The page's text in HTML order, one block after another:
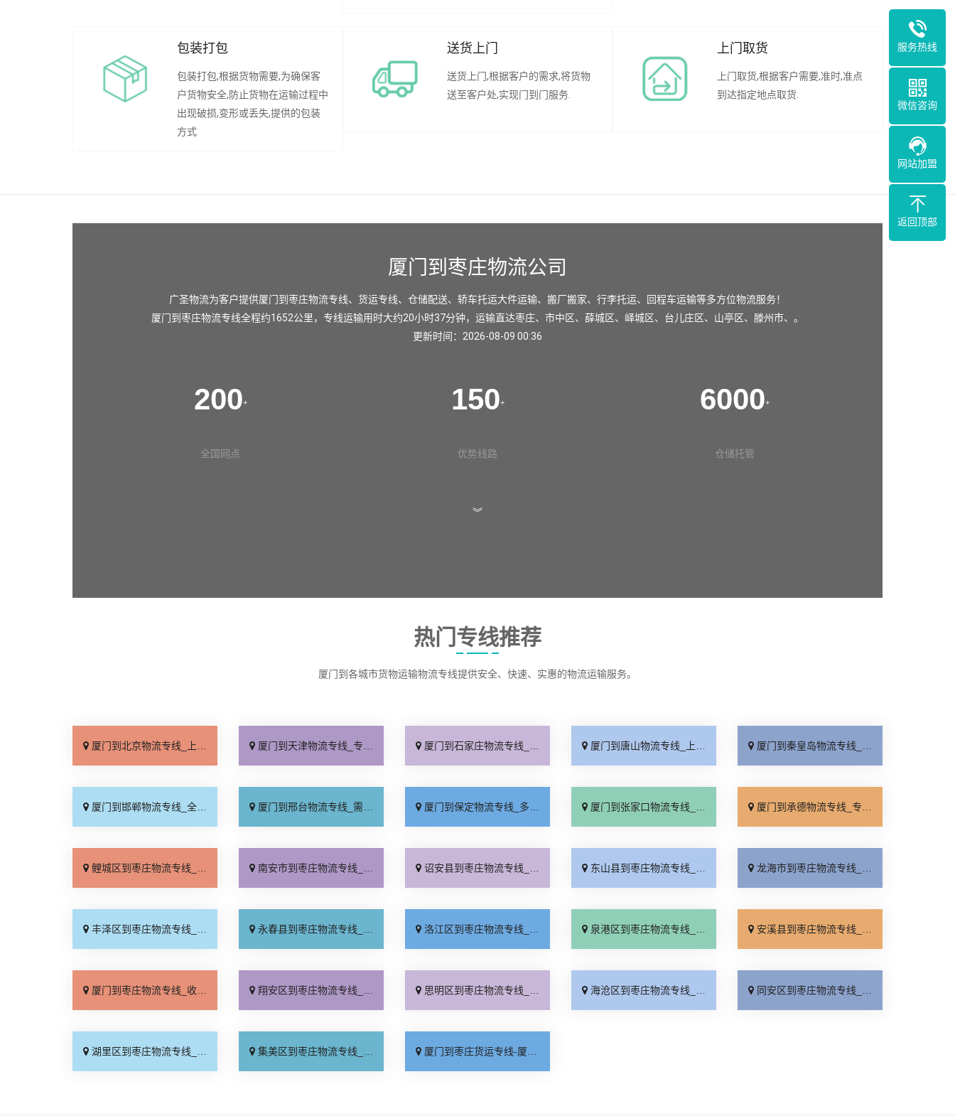
包装打包
包装打包,根据货物需要,为确保客
户货物安全,防止货物在运输过程中
出现破损,变形或丢失,提供的包装
方式
送货上门
送货上门,根据客户的需求,将货物
送至客户处,实现门到门服务.
上门取货
上门取货,根据客户需要,准时,准点
到达指定地点取货.
厦门到枣庄物流公司
广圣物流为客户提供厦门到枣庄物流专线、货运专线、仓储配送、轿车托运大件运输、搬厂搬家、行李托运、回程车运输等多方位物流服务！
厦门到枣庄物流专线全程约1652公里，专线运输用时大约20小时37分钟，运输直达枣庄、 市中区、 薛城区、 峄城区、 台儿庄区、 山亭区、 滕州市、。
更新时间：2026-08-09 00:36
200+
全国网点
150+
优势线路
6000+
仓储托管
︾
热门专线推荐
厦门到各城市货物运输物流专线提供安全、快速、实惠的物流运输服务。
厦门到北京物流专线_上门取件「不随意加价」 厦门到天津物流专线_专线快运「直通专线」 厦门到石家庄物流专线_多久能到「诚信为先」 厦门到唐山物流专线_上门提货「准时准点」 厦门到秦皇岛物流专线_高速快运「整车配货」
厦门到邯郸物流专线_全境到达「无需中转」 厦门到邢台物流专线_需要几天「要多少钱」 厦门到保定物流专线_多少一吨「定点发车」 厦门到张家口物流专线_专线快运「运价查询」 厦门到承德物流专线_专线快运「零担配货」
鲤城区到枣庄物流专线_运保时效「准时到货」 南安市到枣庄物流专线_多少公里「全程直达」 诏安县到枣庄物流专线_全程直达「实时反馈」 东山县到枣庄物流专线_全程定位「全程无虑」 龙海市到枣庄物流专线_高效运输「专业可靠」
丰泽区到枣庄物流专线_费用多少「按时送达」 永春县到枣庄物流专线_损坏理赔「实时反馈」 洛江区到枣庄物流专线_快速响应「市县闪送」 泉港区到枣庄物流专线_整车配货「计费标准」 安溪县到枣庄物流专线_全境派送「全境到达」
厦门到枣庄物流专线_收费介绍「直发全境」 翔安区到枣庄物流专线_专线查询「定点发车」 思明区到枣庄物流专线_天天发车「计费标准」 海沧区到枣庄物流专线_专业靠谱「门到门接送」 同安区到枣庄物流专线_直达不中转「限时必达」
湖里区到枣庄物流专线_门到门接送「合同承运」 集美区到枣庄物流专线_直通专线「运费多少」 厦门到枣庄货运专线-厦门到枣庄物流公司_准时到货「送货上门」
服务热线
微信咨询
网站加盟
返回顶部